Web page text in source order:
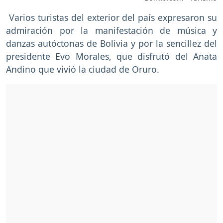
Varios turistas del exterior del país expresaron su
admiración por la manifestación de música y
danzas autóctonas de Bolivia y por la sencillez del
presidente Evo Morales, que disfrutó del Anata
Andino que vivió la ciudad de Oruro.